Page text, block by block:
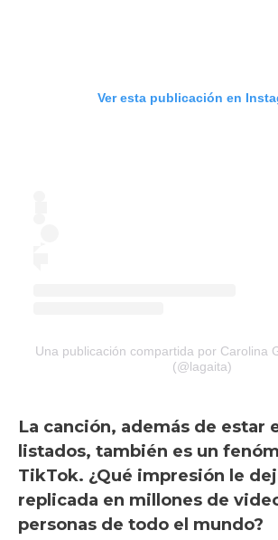
Ver esta publicación en
Una publicación compartida por Carolina
(@lagaita)
La canción, además de estar
listados, también es un
TikTok. ¿Qué impresión le
replicada en millones de
personas de todo el mundo?